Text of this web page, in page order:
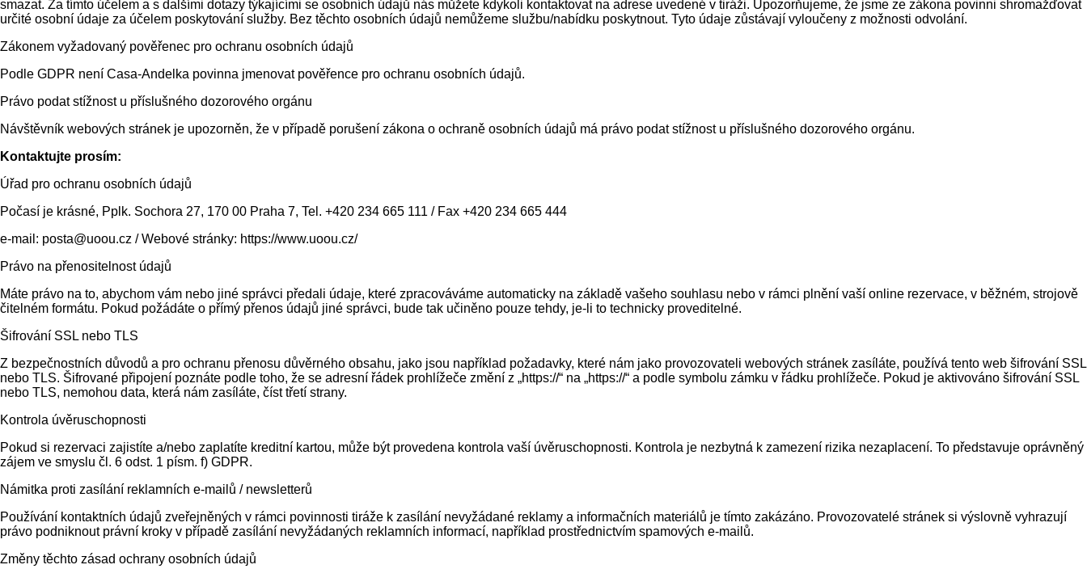
smazat. Za tímto účelem a s dalšími dotazy týkajícími se osobních údajů nás můžete kdykoli kontaktovat na adrese uvedené v tiráži. Upozorňujeme, že jsme ze zákona povinni shromažďovat
určité osobní údaje za účelem poskytování služby. Bez těchto osobních údajů nemůžeme službu/nabídku poskytnout. Tyto údaje zůstávají vyloučeny z možnosti odvolání.
Zákonem vyžadovaný pověřenec pro ochranu osobních údajů
Podle GDPR není Casa-Andelka povinna jmenovat pověřence pro ochranu osobních údajů.
Právo podat stížnost u příslušného dozorového orgánu
Návštěvník webových stránek je upozorněn, že v případě porušení zákona o ochraně osobních údajů má právo podat stížnost u příslušného dozorového orgánu.
Kontaktujte prosím:
Úřad pro ochranu osobních údajů
Počasí je krásné, Pplk. Sochora 27, 170 00 Praha 7, Tel. +420 234 665 111 / Fax +420 234 665 444
e-mail: posta@uoou.cz / Webové stránky: https://www.uoou.cz/
Právo na přenositelnost údajů
Máte právo na to, abychom vám nebo jiné správci předali údaje, které zpracováváme automaticky na základě vašeho souhlasu nebo v rámci plnění vaší online rezervace, v běžném, strojově
čitelném formátu. Pokud požádáte o přímý přenos údajů jiné správci, bude tak učiněno pouze tehdy, je-li to technicky proveditelné.
Šifrování SSL nebo TLS
Z bezpečnostních důvodů a pro ochranu přenosu důvěrného obsahu, jako jsou například požadavky, které nám jako provozovateli webových stránek zasíláte, používá tento web šifrování SSL
nebo TLS. Šifrované připojení poznáte podle toho, že se adresní řádek prohlížeče změní z „https://“ na „https://“ a podle symbolu zámku v řádku prohlížeče. Pokud je aktivováno šifrování SSL
nebo TLS, nemohou data, která nám zasíláte, číst třetí strany.
Kontrola úvěruschopnosti
Pokud si rezervaci zajistíte a/nebo zaplatíte kreditní kartou, může být provedena kontrola vaší úvěruschopnosti. Kontrola je nezbytná k zamezení rizika nezaplacení. To představuje oprávněný
zájem ve smyslu čl. 6 odst. 1 písm. f) GDPR.
Námitka proti zasílání reklamních e-mailů / newsletterů
Používání kontaktních údajů zveřejněných v rámci povinnosti tiráže k zasílání nevyžádané reklamy a informačních materiálů je tímto zakázáno. Provozovatelé stránek si výslovně vyhrazují
právo podniknout právní kroky v případě zasílání nevyžádaných reklamních informací, například prostřednictvím spamových e-mailů.
Změny těchto zásad ochrany osobních údajů